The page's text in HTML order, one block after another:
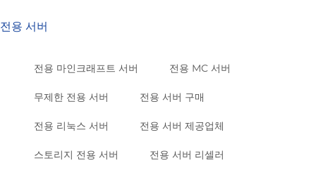
전용 서버
전용 마인크래프트 서버 전용 MC 서버
무제한 전용 서버 전용 서버 구매
전용 리눅스 서버 전용 서버 제공업체
스토리지 전용 서버 전용 서버 리셀러